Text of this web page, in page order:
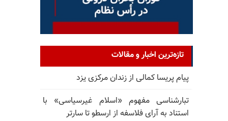
تازه‌ترین اخبار و مقالات
پیام پریسا کمالی از زندان مرکزی یزد
تبارشناسی مفهوم «اسلام غیرسیاسی» با
استناد به آرای فلاسفه از ارسطو تا سارتر